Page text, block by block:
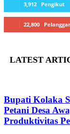
3,912 Pengikut
22,800
LATEST
Bupati Kolaka
Petani Desa
Produktivitas